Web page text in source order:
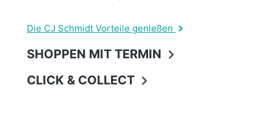
Die CJ Schmidt Vorteile genießen
SHOPPEN MIT TERMIN
CLICK & COLLECT